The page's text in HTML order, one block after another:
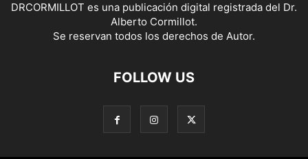
DRCORMILLOT es una publicación digital registrada del Dr.
Alberto Cormillot.
Se reservan todos los derechos de Autor.
FOLLOW US